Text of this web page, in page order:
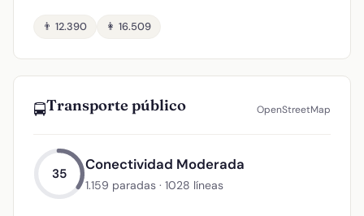
👨 12.390 👩 16.509
🚍Transporte público OpenStreetMap
35
Conectividad Moderada
1.159 paradas · 1028 líneas